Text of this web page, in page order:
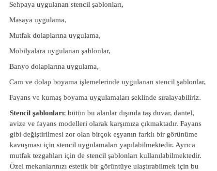
Sehpaya uygulanan stencil şablonları,
Masaya uygulama,
Mutfak dolaplarına uygulama,
Mobilyalara uygulanan şablonlar,
Banyo dolaplarına uygulama,
Cam ve dolap boyama işlemelerinde uygulanan stencil şablonlar,
Fayans ve kumaş boyama uygulamaları şeklinde sıralayabiliriz.
Stencil şablonları; bütün bu alanlar dışında taş duvar, dantel,
avize ve fayans modelleri olarak karşımıza çıkmaktadır. Fayans
gibi değiştirilmesi zor olan birçok eşyanın farklı bir görünüme
kavuşması için stencil uygulamaları yapılabilmektedir. Ayrıca
mutfak tezgahları için de stencil şablonları kullanılabilmektedir.
Özel mekanlarınızı estetik bir görüntüye ulaştırabilmek için bu